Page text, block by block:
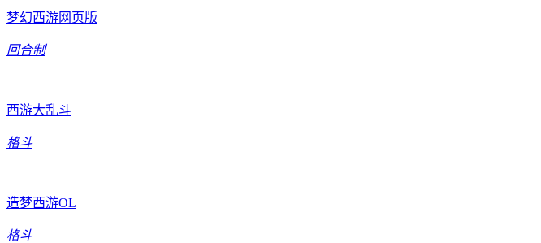
梦幻西游网页版
回合制
西游大乱斗
格斗
造梦西游OL
格斗